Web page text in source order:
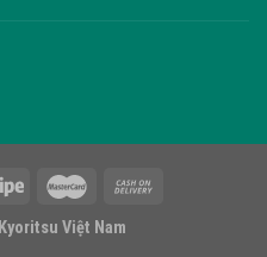
Kyoritsu Việt Nam